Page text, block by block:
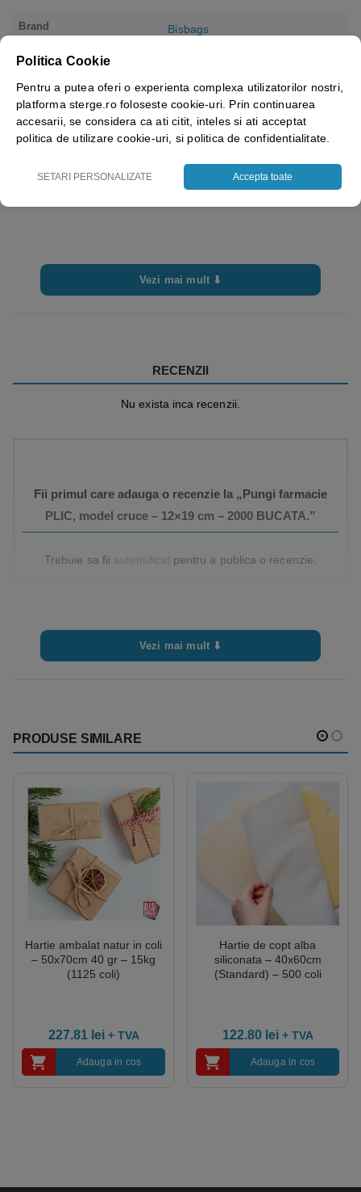
Brand Bisbags
Vezi mai mult ⬇
RECENZII
Nu exista inca recenzii.
Fii primul care adauga o recenzie la „Pungi farmacie
PLIC, model cruce – 12×19 cm – 2000 BUCATA.”
Trebuie sa fii autentificatpentru a publica o recenzie.
Vezi mai mult ⬇
PRODUSE SIMILARE
Hartie ambalat natur in coli
– 50x70cm 40 gr – 15kg
(1125 coli)
227.81 lei + TVA
Adauga in cos
Hartie de copt alba
siliconata – 40x60cm
(Standard) – 500 coli
122.80 lei + TVA
Adauga in cos
Politica Cookie
Pentru a putea oferi o experienta complexa utilizatorilor nostri,
platforma sterge.ro foloseste cookie-uri. Prin continuarea
accesarii, se considera ca ati citit, inteles si ati acceptat
politica de utilizare cookie-uri, si politica de confidentialitate.
SETARI PERSONALIZATE Accepta toate